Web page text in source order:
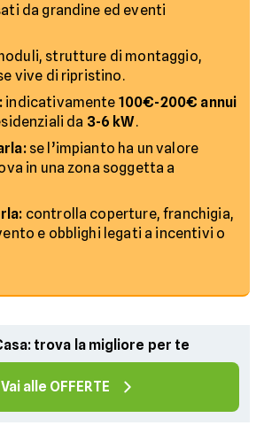
da grandine ed eventi
strutture di montaggio,
vive di ripristino.
indicativamente 100€-200€ annui
da 3-6 kW.
se l’impianto ha un valore
in una zona soggetta a
controlla coperture, franchigia,
e obblighi legati a incentivi o
trova la migliore per te
Vai alle OFFERTE